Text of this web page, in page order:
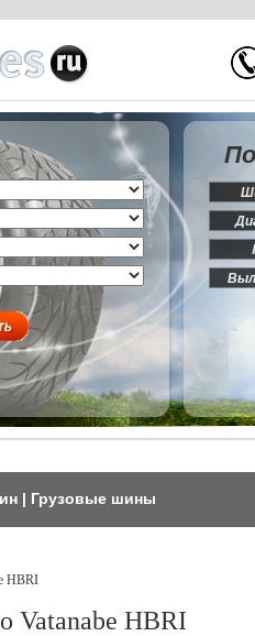
| Грузовые шины
HBRI
Vatanabe HBRI